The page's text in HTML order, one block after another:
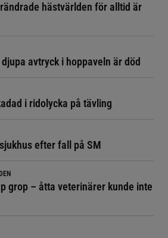
hästvärlden för alltid är
avtryck i hoppaveln är död
i ridolycka på tävling
efter fall på SM
grop – åtta veterinärer kunde inte